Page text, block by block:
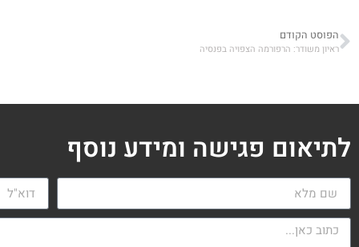
הפוסט הקודם
ראיון משודר: הרפורמה הצפויה בפנסיה
לתיאום פגישה ומידע נוסף